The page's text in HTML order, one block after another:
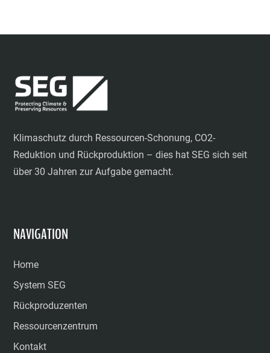
Klimaschutz durch Ressourcen-Schonung, CO2-
Reduktion und Rückproduktion – dies hat SEG sich seit
über 30 Jahren zur Aufgabe gemacht.
NAVIGATION
Home
System SEG
Rückproduzenten
Ressourcenzentrum
Kontakt